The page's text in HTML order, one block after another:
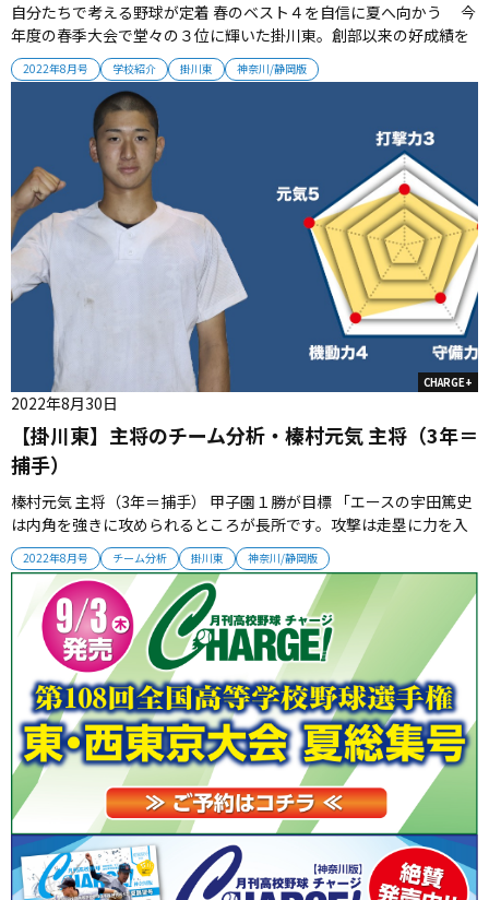
2022年8月号 学校紹介 掛川東 神奈川/静岡版
自分たちで考える野球が定着 春のベスト４を自信に夏へ向かう 今
年度の春季大会で堂々の３位に輝いた掛川東。創部以来の好成績を
残し、上昇気流に乗っている。成長を続けるチームは、その自信を
武器に最後の夏に挑む。（取材・栗山司） ■創部初のベスト4進出
「春は幸せな2週間を過ごさせてもらいました」 2019年
CHARGE+
2022年8月号 チーム分析 掛川東 神奈川/静岡版
【掛川東】主将のチーム分析・榛村元気 主将（3年＝
捕手）
2022年8月30日
榛村元気 主将（3年＝捕手） 甲子園１勝が目標 「エースの宇田篤史
は内角を強きに攻められるところが長所です。攻撃は走塁に力を入
れています。１番の藤澤周平が出塁し、２番の石山楽が小技を使っ
てチャンスを広げます。そこに３番の自分、４番の山﨑廉隼、5番の
谷口大容で還していきます。春の成績に満足することなく、甲子園1
勝を目標に...